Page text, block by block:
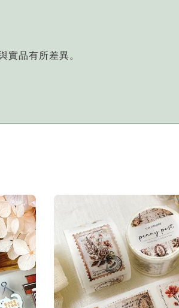
實品有所差異。